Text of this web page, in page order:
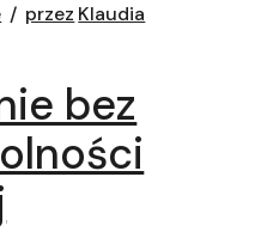
przez Klaudia
bez